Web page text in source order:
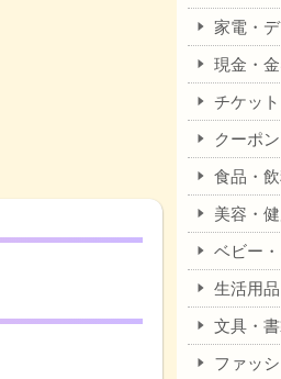
家電・
現金・
チケッ
クーポ
食品・
美容・
ベビー
生活用
文具・
ファッ